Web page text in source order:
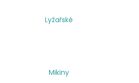
Lyžařské
Mikiny